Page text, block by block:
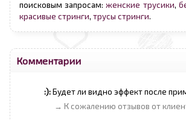
поисковым запросам:женские трусики,
красивые стринги, трусы стринги.
Комментарии
:):Будет ли видно эффект после
→ К сожалению отзывов от